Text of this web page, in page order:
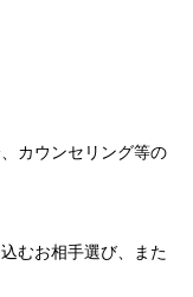
カウンセリング等の
お相手選び、また